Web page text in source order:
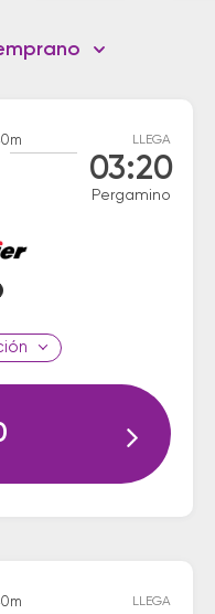
LLEGA
03:20
Pergamino
LLEGA